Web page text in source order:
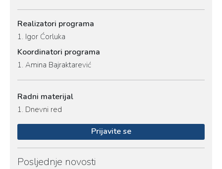
Realizatori programa
1. Igor Ćorluka
Koordinatori programa
1. Amina Bajraktarević
Radni materijal
1. Dnevni red
Prijavite se
Posljednje novosti